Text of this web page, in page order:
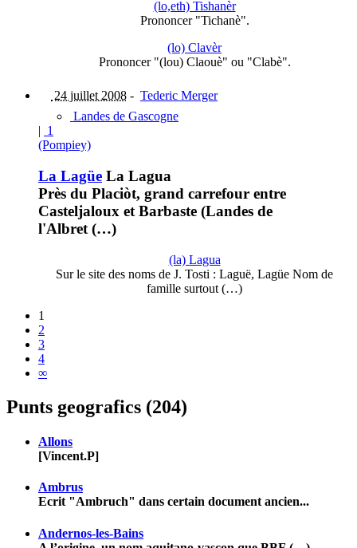
(lo,eth) Tishanèr
Prononcer "Tichanè".
(lo) Clavèr
Prononcer "(lou) Claouè" ou "Clabè".
24 juillet 2008 - Tederic Merger
Landes de Gascogne
1
(Pompiey)
La Lagüe La Lagua
Près du Placiòt, grand carrefour entre
Casteljaloux et Barbaste (Landes de
l'Albret (…)
(la) Lagua
Sur le site des noms de J. Tosti : Laguë, Lagüe Nom de
famille surtout (…)
1
2
3
4
∞
Punts geografics (204)
Allons
[Vincent.P]
Ambrus
Ecrit "Ambruch" dans certain document ancien...
Andernos-les-Bains